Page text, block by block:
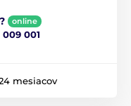
online
009 001
mesiacov